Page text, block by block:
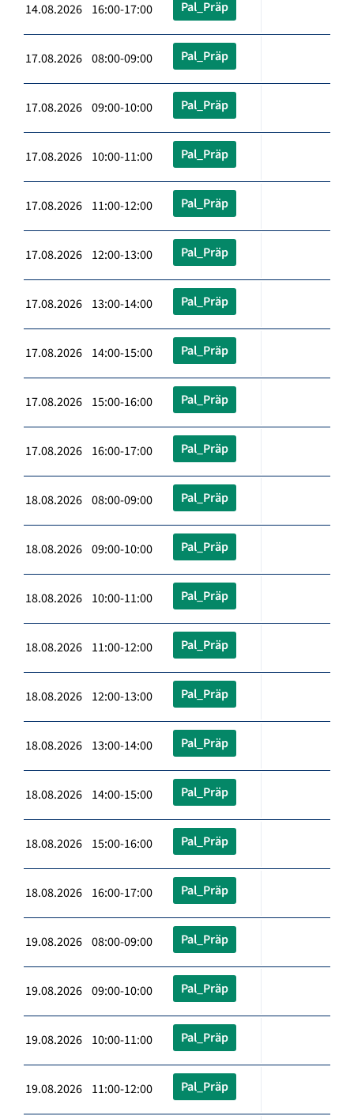
14.08.2026 16:00-17:00 Pal_Präp
17.08.2026 08:00-09:00 Pal_Präp
17.08.2026 09:00-10:00 Pal_Präp
17.08.2026 10:00-11:00 Pal_Präp
17.08.2026 11:00-12:00 Pal_Präp
17.08.2026 12:00-13:00 Pal_Präp
17.08.2026 13:00-14:00 Pal_Präp
17.08.2026 14:00-15:00 Pal_Präp
17.08.2026 15:00-16:00 Pal_Präp
17.08.2026 16:00-17:00 Pal_Präp
18.08.2026 08:00-09:00 Pal_Präp
18.08.2026 09:00-10:00 Pal_Präp
18.08.2026 10:00-11:00 Pal_Präp
18.08.2026 11:00-12:00 Pal_Präp
18.08.2026 12:00-13:00 Pal_Präp
18.08.2026 13:00-14:00 Pal_Präp
18.08.2026 14:00-15:00 Pal_Präp
18.08.2026 15:00-16:00 Pal_Präp
18.08.2026 16:00-17:00 Pal_Präp
19.08.2026 08:00-09:00 Pal_Präp
19.08.2026 09:00-10:00 Pal_Präp
19.08.2026 10:00-11:00 Pal_Präp
19.08.2026 11:00-12:00 Pal_Präp